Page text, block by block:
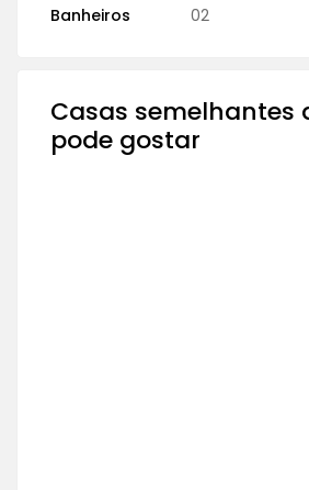
Banheiros
02
Casas semelhantes
pode gostar